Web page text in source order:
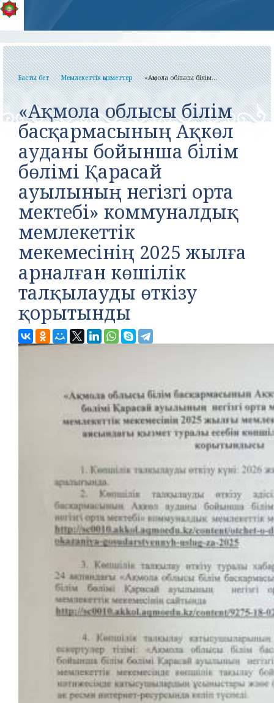
Басты бет Мемлекеттік қызметтер «Ақмола облысы білім...
«Ақмола облысы білім
басқармасының Ақкөл
ауданы бойынша білім
бөлімі Қарасай
ауылының негізгі орта
мектебі» коммуналдық
мемлекеттік
мекемесінің 2025 жылға
арналған көшілік
талқылауды өткізу
қорытынды